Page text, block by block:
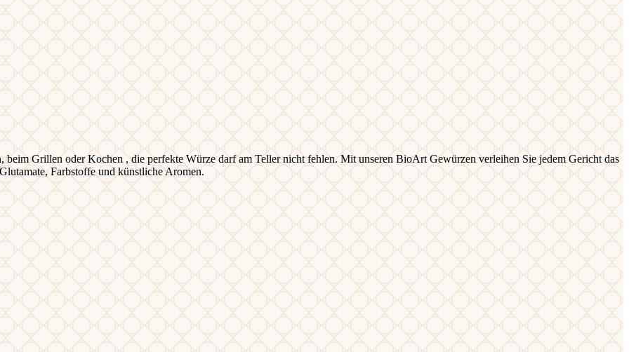
beim Grillen oder Kochen , die perfekte Würze darf am Teller nicht fehlen. Mit unseren BioArt Gewürzen verleihen Sie jedem Gericht das
Farbstoffe und künstliche Aromen.